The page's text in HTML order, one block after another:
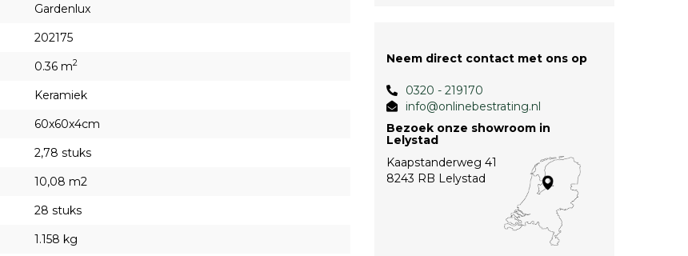
Gardenlux
202175
0.36 m2
Keramiek
60x60x4cm
2,78 stuks
10,08 m2
28 stuks
1.158 kg
Neem direct contact met ons op
0320 - 219170
info@onlinebestrating.nl
Bezoek onze showroom in
Lelystad
Kaapstanderweg 41
8243 RB Lelystad